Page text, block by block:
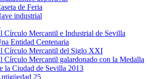
de Feria
industrial
Círculo Mercantil e Industrial de Sevilla
Entidad Centenaria
Círculo Mercantil del Siglo XXI
Círculo Mercantil galardonado con la Medalla
la Ciudad de Sevilla 2013
25